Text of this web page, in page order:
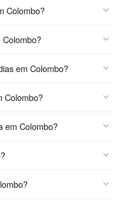
Colombo?
Colombo?
em Colombo?
Colombo?
em Colombo?